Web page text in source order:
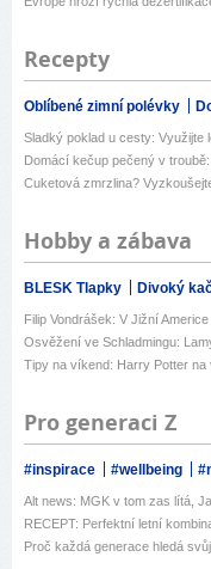
Recepty
Oblíbené zimní polévky
Sladký poklad u cesty: Využijte
Domácí kečup pečený v
Cuketová zmrzlina?
Hobby a zábava
BLESK Tlapky Divoký
Filip Vondrášek: V Jižní
Osvěžení ve Schladmingu:
Tipy na víkend: Harry Potter na
Pro generaci Z
#inspirace #wellbeing
Alt news: MGK v tom zas lítá,
RECEPT: Perfektní letní
Proč každá generace hledá